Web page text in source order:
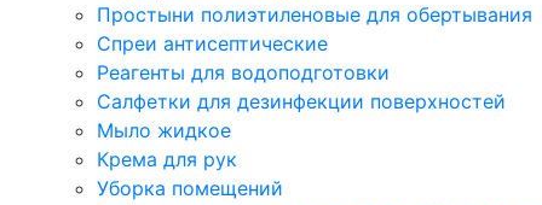
Простыни полиэтиленовые для обертывания
Спреи антисептические
Реагенты для водоподготовки
Салфетки для дезинфекции поверхностей
Мыло жидкое
Крема для рук
Уборка помещений